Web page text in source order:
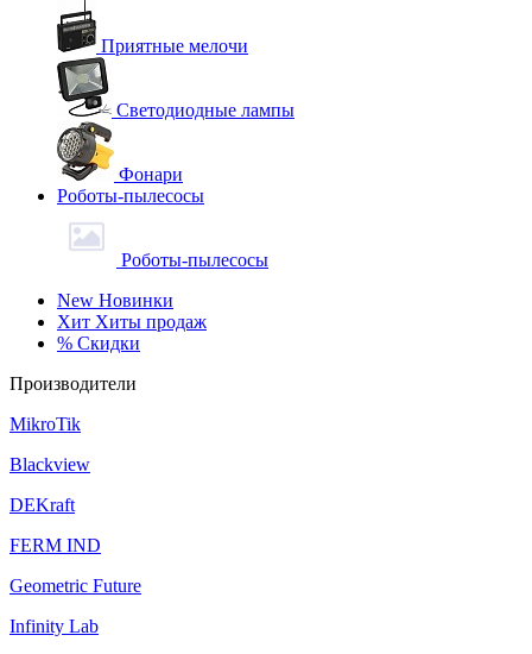
Приятные мелочи
Светодиодные лампы
Фонари
Роботы-пылесосы
Роботы-пылесосы
New Новинки
Хит Хиты продаж
% Скидки
Производители
MikroTik
Blackview
DEKraft
FERM IND
Geometric Future
Infinity Lab